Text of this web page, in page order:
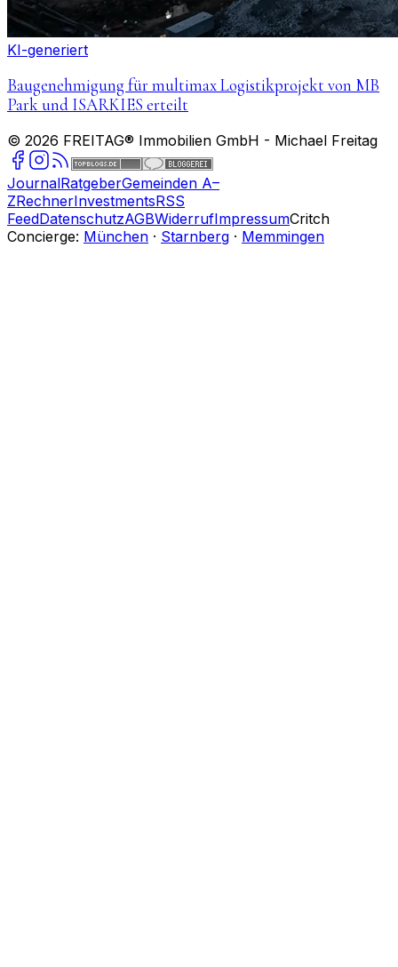
KI-generiert
Baugenehmigung für multimax Logistikprojekt von MB
Park und ISARKIES erteilt
© 2026 FREITAG® Immobilien GmbH - Michael Freitag
JournalRatgeberGemeinden A–
ZRechnerInvestmentsRSS
FeedDatenschutzAGBWiderrufImpressumCritch
Concierge: München · Starnberg · Memmingen